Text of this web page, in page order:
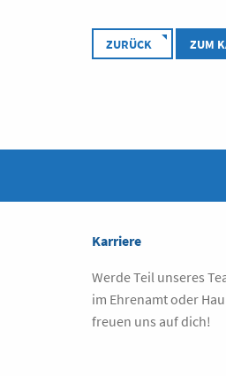
ZURÜCK ZUM
Karriere
Werde Teil unseres
im Ehrenamt oder
freuen uns auf dich!